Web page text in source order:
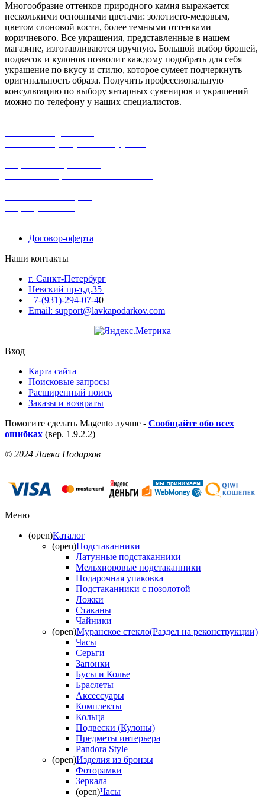
Многообразие оттенков природного камня выражается
несколькими основными цветами: золотисто-медовым,
цветом слоновой кости, более темными оттенками
коричневого. Все украшения, представленные в нашем
магазине, изготавливаются вручную. Большой выбор брошей,
подвесок и кулонов позволит каждому подобрать для себя
украшение по вкусу и стилю, которое сумеет подчеркнуть
оригинальность образа. Получить профессиональную
консультацию по выбору янтарных сувениров и украшений
можно по телефону у наших специалистов.
Договор-оферта
Наши контакты
г. Санкт-Петербург
Невский пр-т,д.35
+7-(931)-294-07-40
Email: support@lavkapodarkov.com
Вход
Карта сайта
Поисковые запросы
Расширенный поиск
Заказы и возвраты
Помогите сделать Magento лучше - Сообщайте обо всех
ошибках (вер. 1.9.2.2)
© 2024 Лавка Подарков
Меню
(open)Каталог
(open)Подстаканники
Латунные подстаканники
Мельхиоровые подстаканники
Подарочная упаковка
Подстаканники с позолотой
Ложки
Стаканы
Чайники
(open)Муранское стекло(Раздел на реконструкции)
Часы
Серьги
Запонки
Бусы и Колье
Браслеты
Аксессуары
Комплекты
Кольца
Подвески (Кулоны)
Предметы интерьера
Pandora Style
(open)Изделия из бронзы
Фоторамки
Зеркала
(open)Часы